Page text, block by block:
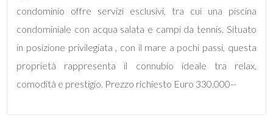
condominio offre servizi esclusivi, tra cui una piscina
condominiale con acqua salata e campi da tennis. Situato
in posizione privilegiata , con il mare a pochi passi, questa
proprietà rappresenta il connubio ideale tra relax,
comodità e prestigio. Prezzo richiesto Euro 330.000--
2
3
4